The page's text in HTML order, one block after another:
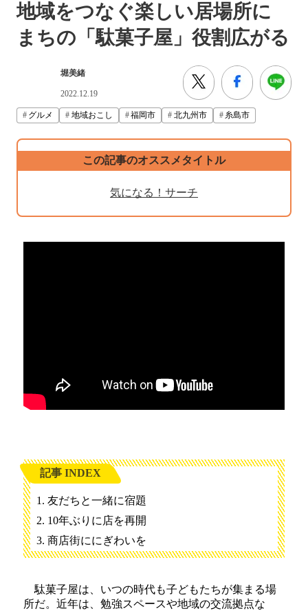
地域をつなぐ楽しい居場所に
まちの「駄菓子屋」役割広がる
堀美緒
2022.12.19
グルメ 地域おこし 福岡市 北九州市 糸島市
この記事のオススメタイトル
気になる！サーチ
記事 INDEX
友だちと一緒に宿題
10年ぶりに店を再開
商店街ににぎわいを
駄菓子屋は、いつの時代も子どもたちが集まる場
所だ。近年は、勉強スペースや地域の交流拠点な